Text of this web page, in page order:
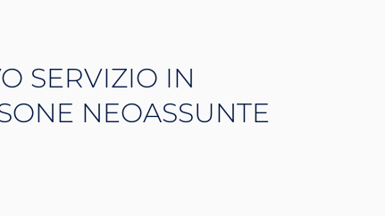
SERVIZIO IN
NEOASSUNTE